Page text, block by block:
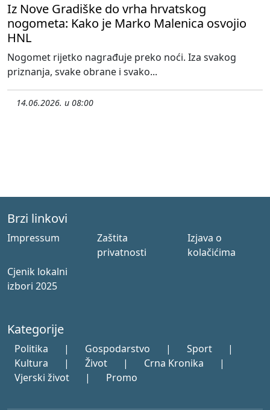
Iz Nove Gradiške do vrha hrvatskog
nogometa: Kako je Marko Malenica osvojio
HNL
Nogomet rijetko nagrađuje preko noći. Iza svakog
priznanja, svake obrane i svako...
14.06.2026. u 08:00
Brzi linkovi
Impressum
Zaštita
privatnosti
Izjava o
kolačićima
Cjenik lokalni
izbori 2025
Kategorije
Politika | Gospodarstvo | Sport
|
Kultura
| Život | Crna Kronika
|
Vjerski život
| Promo